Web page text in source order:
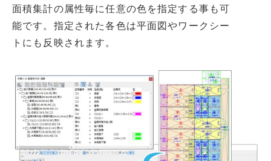
面積集計の属性毎に任意の色を指定する事も可
能です。指定された各色は平面図やワークシー
トにも反映されます。